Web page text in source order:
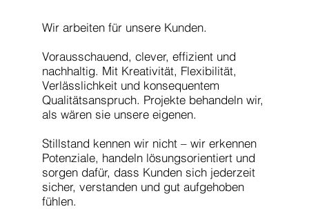
Wir arbeiten für unsere Kunden.
Vorausschauend, clever, effizient und
nachhaltig. Mit Kreativität, Flexibilität,
Verlässlichkeit und konsequentem
Qualitätsanspruch. Projekte behandeln wir,
als wären sie unsere eigenen.
Stillstand kennen wir nicht – wir erkennen
Potenziale, handeln lösungsorientiert und
sorgen dafür, dass Kunden sich jederzeit
sicher, verstanden und gut aufgehoben
fühlen.